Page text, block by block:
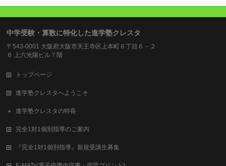
中学受験・算数に特化した進学塾クレスタ
〒543-0001 大阪府大阪市天王寺区上本町６丁目６－２
６ 上六光陽ビル７階
トップページ
進学塾クレスタへようこそ
進学塾クレスタの特長
完全1対1個別指導のご案内
『完全1対1個別指導』新規受講生募集